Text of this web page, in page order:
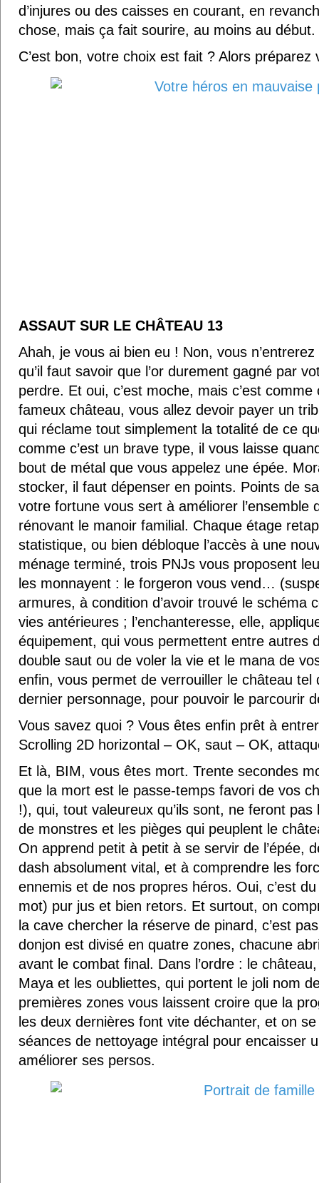
d’injures ou des caisses en courant, en
chose, mais ça fait sourire, au moins au début.
C’est bon, votre choix est fait ? Alors préparez
ASSAUT SUR LE CHÂTEAU 13
Ahah, je vous ai bien eu ! Non, vous
qu’il faut savoir que l’or durement gagné par
perdre. Et oui, c’est moche, mais c’est
fameux château, vous allez devoir payer un
qui réclame tout simplement la totalité de ce
comme c’est un brave type, il vous laisse
bout de métal que vous appelez une épée.
stocker, il faut dépenser en points. Points de
votre fortune vous sert à améliorer l’ensemble
rénovant le manoir familial. Chaque étage
statistique, ou bien débloque l’accès à une
ménage terminé, trois PNJs vous proposent
les monnayent : le forgeron vous vend…
armures, à condition d’avoir trouvé le schéma
vies antérieures ; l’enchanteresse, elle,
équipement, qui vous permettent entre autres
double saut ou de voler la vie et le mana de
enfin, vous permet de verrouiller le château tel
dernier personnage, pour pouvoir le parcourir
Vous savez quoi ? Vous êtes enfin prêt à
Scrolling 2D horizontal – OK, saut – OK,
Et là, BIM, vous êtes mort. Trente secondes
que la mort est le passe-temps favori de vos
!), qui, tout valeureux qu’ils sont, ne feront
de monstres et les pièges qui peuplent le
On apprend petit à petit à se servir de l’épée,
dash absolument vital, et à comprendre les
ennemis et de nos propres héros. Oui, c’est
mot) pur jus et bien retors. Et surtout, on
la cave chercher la réserve de pinard, c’est
donjon est divisé en quatre zones, chacune
avant le combat final. Dans l’ordre : le
Maya et les oubliettes, qui portent le joli nom
premières zones vous laissent croire que la
les deux dernières font vite déchanter, et on
séances de nettoyage intégral pour encaisser
améliorer ses persos.